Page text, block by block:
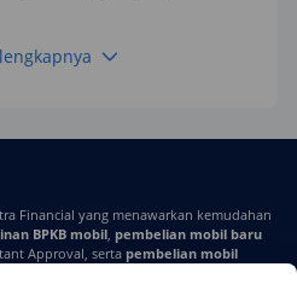
2 Hari, Apakah Langsung
Simak Peraturan
Financial yang menawarkan kemudahan
BPKB mobil, pembelian mobil baru
Approval, serta pembelian mobil